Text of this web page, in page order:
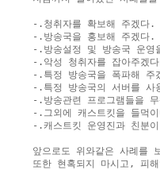
-.청취자를 확보해 주겠다.
-.방송국을 홍보해 주겠다.
-.방송설정 및 방송국 운영
-.악성 청취자를 잡아주겠
-.특정 방송국을 폭파해 주
-.특정 방송국의 서버를 사
-.방송관련 프로그램들을
-.그외에 캐스트킷을 들먹
-.캐스트킷 운영진과 친분
앞으로도 위와같은 사례를
또한 현혹되지 마시고, 피